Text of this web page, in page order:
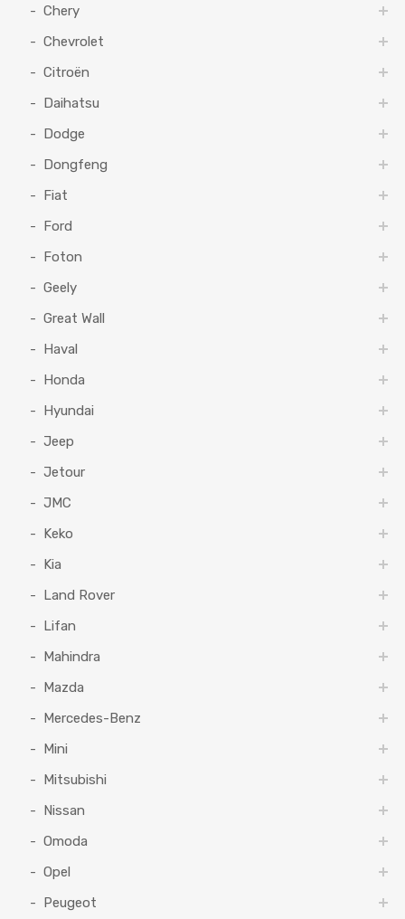
Chery
Chevrolet
Citroën
Daihatsu
Dodge
Dongfeng
Fiat
Ford
Foton
Geely
Great Wall
Haval
Honda
Hyundai
Jeep
Jetour
JMC
Keko
Kia
Land Rover
Lifan
Mahindra
Mazda
Mercedes-Benz
Mini
Mitsubishi
Nissan
Omoda
Opel
Peugeot